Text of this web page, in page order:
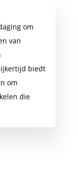
om
van
biedt
om
die